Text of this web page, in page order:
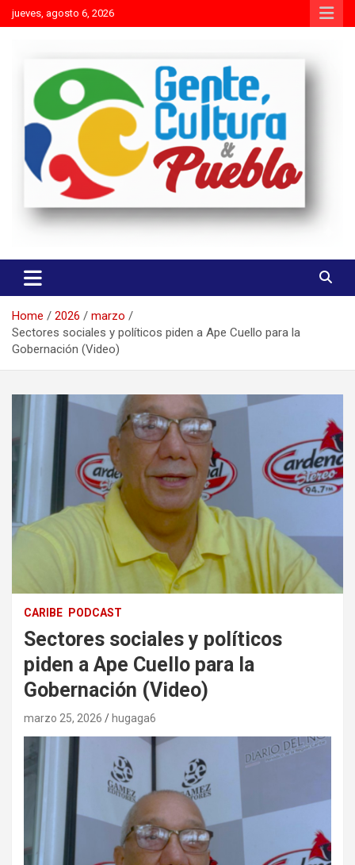
Skip
to
jueves, agosto 6, 2026
Gente Cultura y Pueblo
Home 2026
marzo
Sectores sociales y políticos piden a Ape Cuello para la
Gobernación (Video)
CARIBE PODCAST
Sectores sociales y políticos
piden a Ape Cuello para la
Gobernación (Video)
marzo 25, 2026 hugaga6